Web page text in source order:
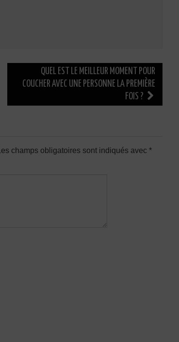
QUEL EST LE MEILLEUR MOMENT POUR
COUCHER AVEC UNE PERSONNE LA PREMIÈRE
FOIS ?
Les champs obligatoires sont indiqués avec *